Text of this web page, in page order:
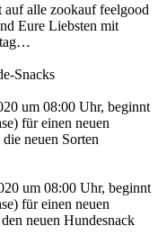
alle zookauf feelgood
Eure Liebsten mit
Snacks
um 08:00 Uhr, beginnt
für einen neuen
neuen Sorten
um 08:00 Uhr, beginnt
für einen neuen
neuen Hundesnack